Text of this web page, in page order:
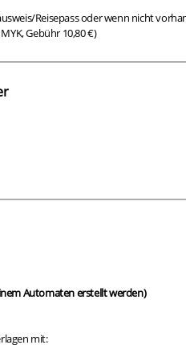
Reisepass oder wenn nicht
Gebühr 10,80 €)
Automaten erstellt werden)
mit: